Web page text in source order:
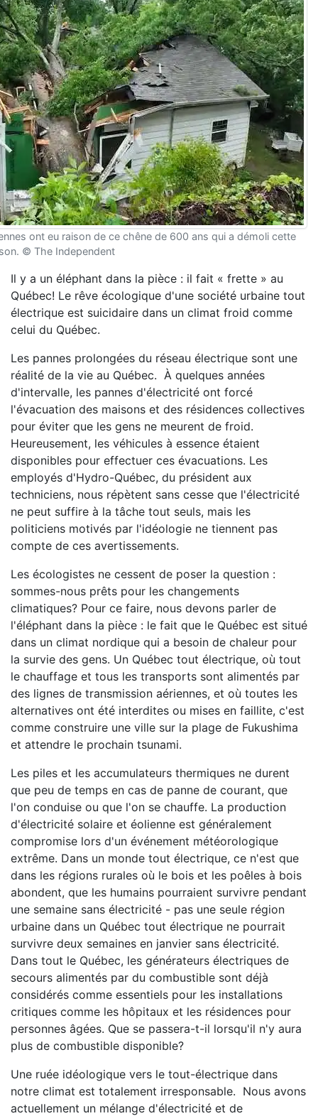
ont eu raison de ce chêne de 600 ans qui a démoli cette
© The Independent
Il y a un éléphant dans la pièce : il fait « frette » au
Québec! Le rêve écologique d'une société urbaine tout
électrique est suicidaire dans un climat froid comme
celui du Québec.
Les pannes prolongées du réseau électrique sont une
réalité de la vie au Québec. À quelques années
d'intervalle, les pannes d'électricité ont forcé
l'évacuation des maisons et des résidences collectives
pour éviter que les gens ne meurent de froid.
Heureusement, les véhicules à essence étaient
disponibles pour effectuer ces évacuations. Les
employés d'Hydro-Québec, du président aux
techniciens, nous répètent sans cesse que l'électricité
ne peut suffire à la tâche tout seuls, mais les
politiciens motivés par l'idéologie ne tiennent pas
compte de ces avertissements.
Les écologistes ne cessent de poser la question :
sommes-nous prêts pour les changements
climatiques? Pour ce faire, nous devons parler de
l'éléphant dans la pièce : le fait que le Québec est situé
dans un climat nordique qui a besoin de chaleur pour
la survie des gens. Un Québec tout électrique, où tout
le chauffage et tous les transports sont alimentés par
des lignes de transmission aériennes, et où toutes les
alternatives ont été interdites ou mises en faillite, c'est
comme construire une ville sur la plage de Fukushima
et attendre le prochain tsunami.
Les piles et les accumulateurs thermiques ne durent
que peu de temps en cas de panne de courant, que
l'on conduise ou que l'on se chauffe. La production
d'électricité solaire et éolienne est généralement
compromise lors d'un événement météorologique
extrême. Dans un monde tout électrique, ce n'est que
dans les régions rurales où le bois et les poêles à bois
abondent, que les humains pourraient survivre pendant
une semaine sans électricité - pas une seule région
urbaine dans un Québec tout électrique ne pourrait
survivre deux semaines en janvier sans électricité.
Dans tout le Québec, les générateurs électriques de
secours alimentés par du combustible sont déjà
considérés comme essentiels pour les installations
critiques comme les hôpitaux et les résidences pour
personnes âgées. Que se passera-t-il lorsqu'il n'y aura
plus de combustible disponible?
Une ruée idéologique vers le tout-électrique dans
notre climat est totalement irresponsable. Nous avons
actuellement un mélange d'électricité et de